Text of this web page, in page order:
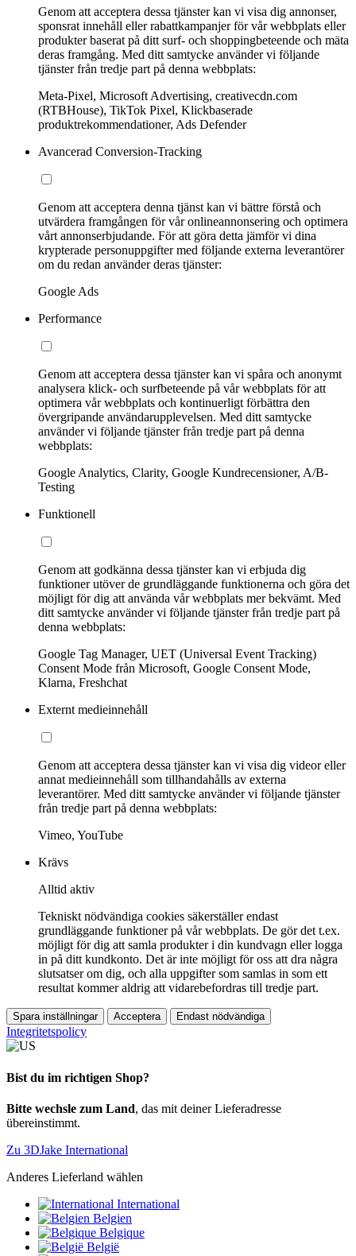
Genom att acceptera dessa tjänster kan vi visa dig annonser,
sponsrat innehåll eller rabattkampanjer för vår webbplats eller
produkter baserat på ditt surf- och shoppingbeteende och mäta
deras framgång. Med ditt samtycke använder vi följande
tjänster från tredje part på denna webbplats:
Meta-Pixel, Microsoft Advertising, creativecdn.com
(RTBHouse), TikTok Pixel, Klickbaserade
produktrekommendationer, Ads Defender
Avancerad Conversion-Tracking
Genom att acceptera denna tjänst kan vi bättre förstå och
utvärdera framgången för vår onlineannonsering och optimera
vårt annonserbjudande. För att göra detta jämför vi dina
krypterade personuppgifter med följande externa leverantörer
om du redan använder deras tjänster:
Google Ads
Performance
Genom att acceptera dessa tjänster kan vi spåra och anonymt
analysera klick- och surfbeteende på vår webbplats för att
optimera vår webbplats och kontinuerligt förbättra den
övergripande användarupplevelsen. Med ditt samtycke
använder vi följande tjänster från tredje part på denna
webbplats:
Google Analytics, Clarity, Google Kundrecensioner, A/B-
Testing
Funktionell
Genom att godkänna dessa tjänster kan vi erbjuda dig
funktioner utöver de grundläggande funktionerna och göra det
möjligt för dig att använda vår webbplats mer bekvämt. Med
ditt samtycke använder vi följande tjänster från tredje part på
denna webbplats:
Google Tag Manager, UET (Universal Event Tracking)
Consent Mode från Microsoft, Google Consent Mode,
Klarna, Freshchat
Externt medieinnehåll
Genom att acceptera dessa tjänster kan vi visa dig videor eller
annat medieinnehåll som tillhandahålls av externa
leverantörer. Med ditt samtycke använder vi följande tjänster
från tredje part på denna webbplats:
Vimeo, YouTube
Krävs
Alltid aktiv
Tekniskt nödvändiga cookies säkerställer endast
grundläggande funktioner på vår webbplats. De gör det t.ex.
möjligt för dig att samla produkter i din kundvagn eller logga
in på ditt kundkonto. Det är inte möjligt för oss att dra några
slutsatser om dig, och alla uppgifter som samlas in som ett
resultat kommer aldrig att vidarebefordras till tredje part.
Spara inställningar Acceptera Endast nödvändiga
Integritetspolicy
Bist du im richtigen Shop?
Bitte wechsle zum Land, das mit deiner Lieferadresse
übereinstimmt.
Zu 3DJake International
Anderes Lieferland wählen
International
Belgien
Belgique
België